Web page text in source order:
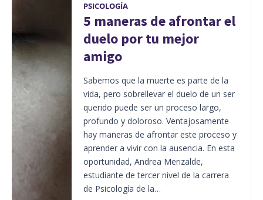
PSICOLOGÍA
5 maneras de afrontar el
duelo por tu mejor
amigo
Sabemos que la muerte es parte de la
vida, pero sobrellevar el duelo de un ser
querido puede ser un proceso largo,
profundo y doloroso. Ventajosamente
hay maneras de afrontar este proceso y
aprender a vivir con la ausencia. En esta
oportunidad, Andrea Merizalde,
estudiante de tercer nivel de la carrera
de Psicología de la…